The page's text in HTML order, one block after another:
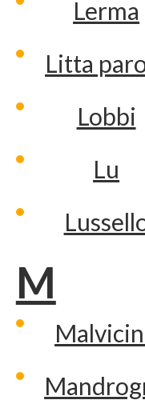
Lerma
Litta
Lobbi
Lu
M